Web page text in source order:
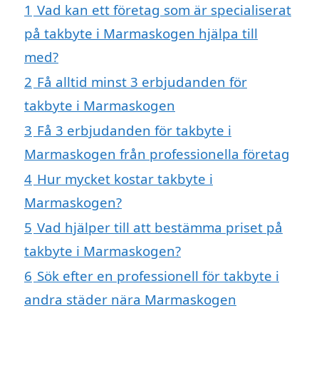
1 Vad kan ett företag som är specialiserat
på takbyte i Marmaskogen hjälpa till
med?
2 Få alltid minst 3 erbjudanden för
takbyte i Marmaskogen
3 Få 3 erbjudanden för takbyte i
Marmaskogen från professionella företag
4 Hur mycket kostar takbyte i
Marmaskogen?
5 Vad hjälper till att bestämma priset på
takbyte i Marmaskogen?
6 Sök efter en professionell för takbyte i
andra städer nära Marmaskogen